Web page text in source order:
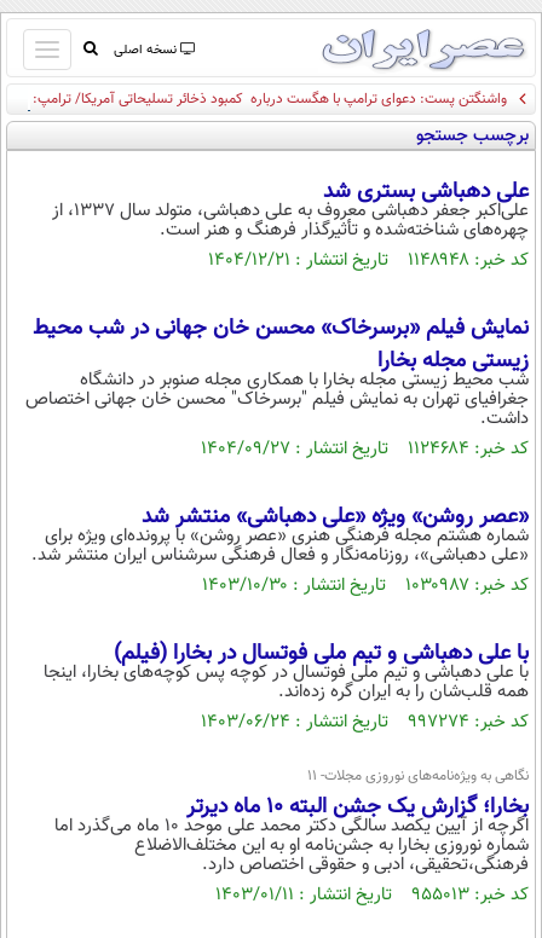
نسخه اصلی
باز
و
بسته
کردن
صفحه اول
جستجو
نظرسنجی
آب و هوا
پیوند ها
سیاسی
خودرو
اجتماعی
حوادث
سلامت
یک برش دانایی
محیط زیست
سفر و تفریح
ورزشی
بین الملل
سیاست خارجی
فرهنگ و هنر
فناوری و It
علمی
قرآن
گوناگون
باشگاه مغز
مجله تصویری سلاح
اقتصاد
ورزش
سیاست
عصر ایران 2
خواندنی ها و دیدنی ها
آموزش زبان
واشنگتن پست: دعوای ترامپ با هگست درباره کمبود ذخائر تسلیحاتی آمریکا/ ترامپ:
افشا کنندگان موضوع کمبود مهمات، زندانی خواهند شد
برچسب جستجو
علی دهباشی بستری شد
علی‌اکبر جعفر دهباشی معروف به علی دهباشی، متولد سال ۱۳۳۷، از
چهره‌های شناخته‌شده و تأثیرگذار فرهنگ و هنر است.
کد خبر: ۱۱۴۸۹۴۸ تاریخ انتشار : ۱۴۰۴/۱۲/۲۱
نمایش فیلم «برسرخاک» محسن خان جهانی در شب محیط
زیستی مجله بخارا
شب محیط زیستی مجله بخارا با همکاری مجله صنوبر در دانشگاه
جغرافیای تهران به نمایش فیلم "برسرخاک" محسن خان جهانی اختصاص
داشت.
کد خبر: ۱۱۲۴۶۸۴ تاریخ انتشار : ۱۴۰۴/۰۹/۲۷
«عصر روشن» ویژه «علی دهباشی» منتشر شد
شماره هشتم مجله فرهنگی هنری «عصر روشن» با پرونده‌ای ویژه برای
«علی دهباشی»، روزنامه‌نگار و فعال فرهنگی سرشناس ایران منتشر شد.
کد خبر: ۱۰۳۰۹۸۷ تاریخ انتشار : ۱۴۰۳/۱۰/۳۰
با علی دهباشی و تیم ملی فوتسال در بخارا (فیلم)
با علی دهباشی و تیم ملی فوتسال در کوچه پس کوچه‌های بخارا، اینجا
همه قلب‌شان را به ایران گره زده‌اند.
کد خبر: ۹۹۷۲۷۴ تاریخ انتشار : ۱۴۰۳/۰۶/۲۴
نگاهی به ویژه‌نامه‌های نوروزی مجلات- ۱۱
بخارا؛ گزارش یک جشن البته ۱۰ ماه دیرتر
اگرچه از آیین یکصد سالگی دکتر محمد علی موحد ۱۰ ماه می‌گذرد اما
شماره نوروزی بخارا به جشن‌نامه او به این مختلف‌الاضلاع
فرهنگی،‌تحقیقی، ادبی و حقوقی اختصاص دارد.
کد خبر: ۹۵۵۰۱۳ تاریخ انتشار : ۱۴۰۳/۰۱/۱۱